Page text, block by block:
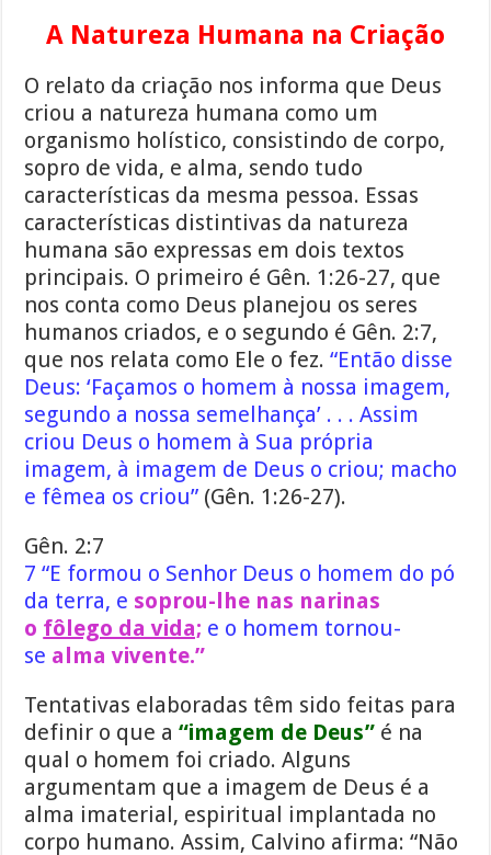
A Natureza Humana na Criação
O relato da criação nos informa que Deus
criou a natureza humana como um
organismo holístico, consistindo de corpo,
sopro de vida, e alma, sendo tudo
características da mesma pessoa. Essas
características distintivas da natureza
humana são expressas em dois textos
principais. O primeiro é Gên. 1:26-27, que
nos conta como Deus planejou os seres
humanos criados, e o segundo é Gên. 2:7,
que nos relata como Ele o fez.“Então disse
Deus: ‘Façamos o homem à nossa imagem,
segundo a nossa semelhança’ . . . Assim
criou Deus o homem à Sua própria
imagem, à imagem de Deus o criou; macho
e fêmea os criou” (Gên. 1:26-27).
Gên. 2:7
7 “E formou o Senhor Deus o homem do pó
da terra, e soprou-lhe nas narinas
o fôlego da vida; e o homem tornou-
se alma vivente.”
Tentativas elaboradas têm sido feitas para
definir o que a“imagem de Deus” é na
qual o homem foi criado. Alguns
argumentam que a imagem de Deus é a
alma imaterial, espiritual implantada no
corpo humano. Assim, Calvino afirma: “Não